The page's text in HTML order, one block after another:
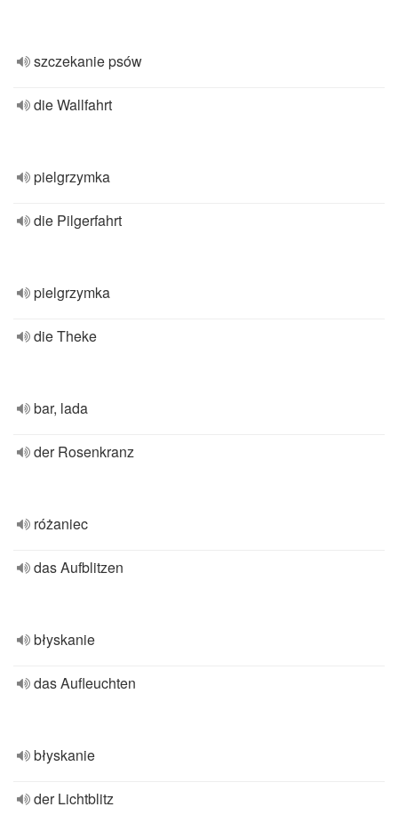
szczekanie psów
die Wallfahrt
pielgrzymka
die Pilgerfahrt
pielgrzymka
die Theke
bar, lada
der Rosenkranz
różaniec
das Aufblitzen
błyskanie
das Aufleuchten
błyskanie
der Lichtblitz